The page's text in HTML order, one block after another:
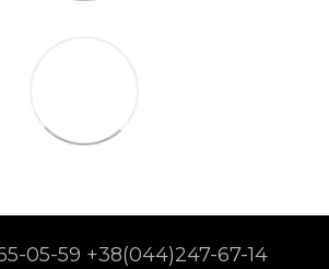
05-59 +38(044)247-67-14